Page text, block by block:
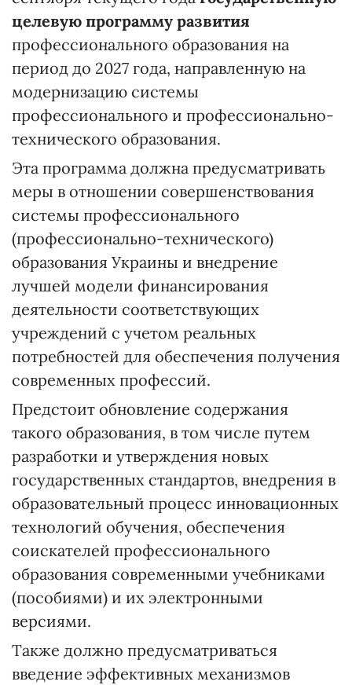
целевую программу развития
профессионального образования на
период до 2027 года, направленную на
модернизацию системы
профессионального и профессионально-
технического образования.
Эта программа должна предусматривать
меры в отношении совершенствования
системы профессионального
(профессионально-технического)
образования Украины и внедрение
лучшей модели финансирования
деятельности соответствующих
учреждений с учетом реальных
потребностей для обеспечения получения
современных профессий.
Предстоит обновление содержания
такого образования, в том числе путем
разработки и утверждения новых
государственных стандартов, внедрения в
образовательный процесс инновационных
технологий обучения, обеспечения
соискателей профессионального
образования современными учебниками
(пособиями) и их электронными
версиями.
Также должно предусматриваться
введение эффективных механизмов